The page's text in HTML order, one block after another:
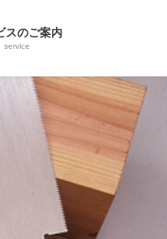
スのご案内
service